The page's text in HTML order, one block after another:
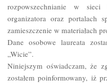
rozpowszechnianie w
organizatora oraz portalach
zamieszczenie w materiałach
Dane osobowe laureata
„Wicie”.
Niniejszym oświadczam, że
zostałem poinformowany, iż